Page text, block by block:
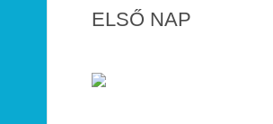
ELSŐ NAP